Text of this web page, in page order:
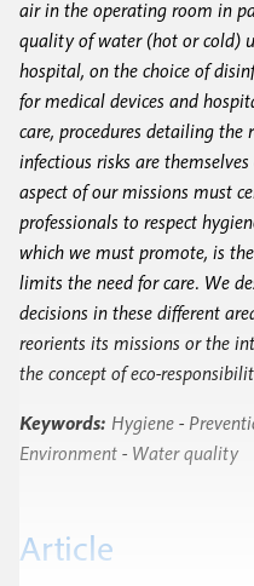
air in the operating room in
quality of water (hot or cold)
hospital, on the choice of
for medical devices and
care, procedures detailing the
infectious risks are themselves
aspect of our missions must
professionals to respect
which we must promote, is
limits the need for care. We
decisions in these different
reorients its missions or the
the concept of eco-
Keywords: Hygiene -
Environment - Water quality
Article